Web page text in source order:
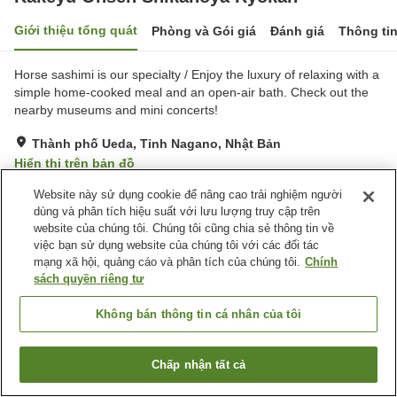
Giới thiệu tổng quát Phòng và Gói giá Đánh giá Thông
Horse sashimi is our specialty / Enjoy the luxury of relaxing with a
simple home-cooked meal and an open-air bath. Check out the
nearby museums and mini concerts!
Thành phố Ueda, Tỉnh Nagano, Nhật Bản
Hiển thị trên bản đồ
Tuyệt vời Đánh giá:156lượt
Tiện nghi chỗ nghỉ
Bãi đỗ xe
Spa / Salon
Lounge
Trang chủ Nhật Bản Tỉnh Nagano
Thành phố Ueda
Kakeyu Onsen Shikanoya Ryokan
Tìm phòng trống
Website này sử dụng cookie để nâng cao trải nghiệm người
dùng và phân tích hiệu suất với lưu lượng truy cập trên
website của chúng tôi. Chúng tôi cũng chia sẻ thông tin về
việc bạn sử dụng website của chúng tôi với các đối tác
mạng xã hội, quảng cáo và phân tích của chúng tôi. Chính
sách quyền riêng tư
Không bán thông tin cá nhân của tôi
Chấp nhận tất cả